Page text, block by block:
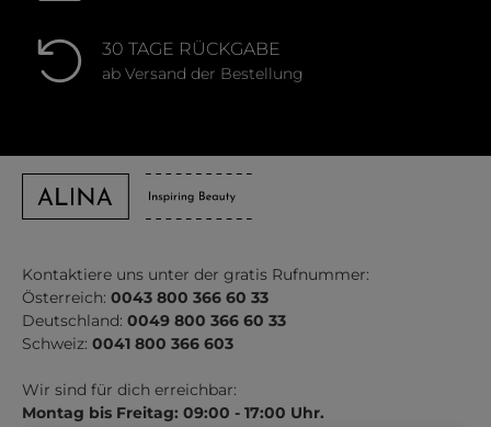
30 TAGE RÜCKGABE
ab Versand der Bestellung
Kontaktiere uns unter der gratis Rufnummer:
Österreich: 0043 800 366 60 33
Deutschland: 0049 800 366 60 33
Schweiz: 0041 800 366 603
Wir sind für dich erreichbar:
Montag bis Freitag: 09:00 - 17:00 Uhr.